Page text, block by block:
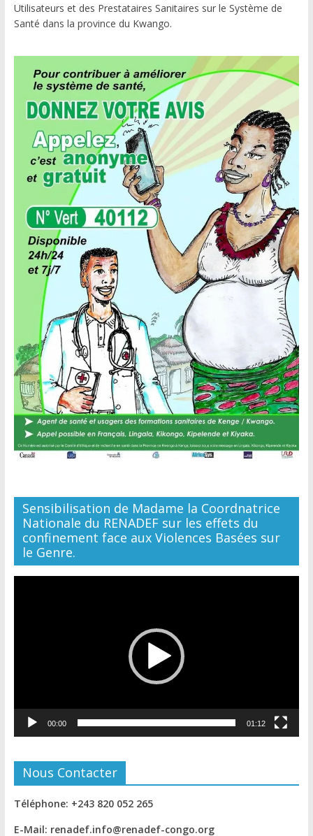
Utilisateurs et des Prestataires Sanitaires sur le Système de
Santé dans la province du Kwango.
Sensibilisation de Madame la Coordnatrice
Nationale du RENADEF sur les effets du
confinement face aux Violences Basées sur
le Genre.
00:00 01:12
Nous Contacter
Téléphone: +243 820 052 265
E-Mail: renadef.info@renadef-congo.org